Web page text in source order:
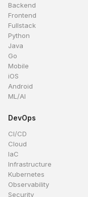
Backend
Frontend
Fullstack
Python
Java
Go
Mobile
iOS
Android
ML/AI
DevOps
CI/CD
Cloud
IaC
Infrastructure
Kubernetes
Observability
Security